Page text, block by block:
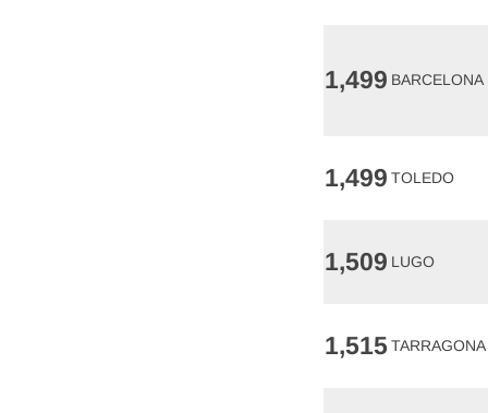
1,499 BARCELONA
1,499 TOLEDO
1,509 LUGO
1,515 TARRAGONA